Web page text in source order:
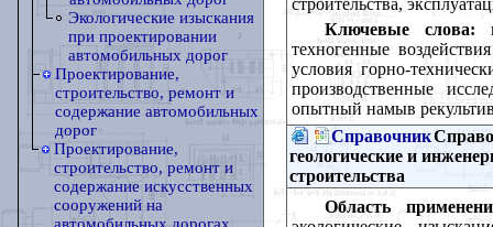
Экологические изыскания
при проектировании
автомобильных дорог
Проектирование,
строительство, ремонт и
содержание автомобильных
дорог
Проектирование,
строительство, ремонт и
содержание искусственных
сооружений на
Ключевые слова:
техногенные
условия горно-
производственные
опытный намыв
Справочник
геологические и
строительства
Область